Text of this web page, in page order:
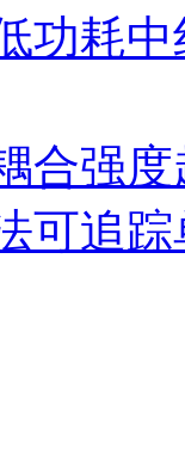
功耗
合强
可追